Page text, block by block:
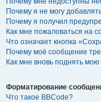
Почему я не могу
Почему я получил
Как мне пожаловаться на
Что означает кнопка
Почему моё сообщение
Как мне вновь поднять мою
Форматирование
Что такое BBCode?